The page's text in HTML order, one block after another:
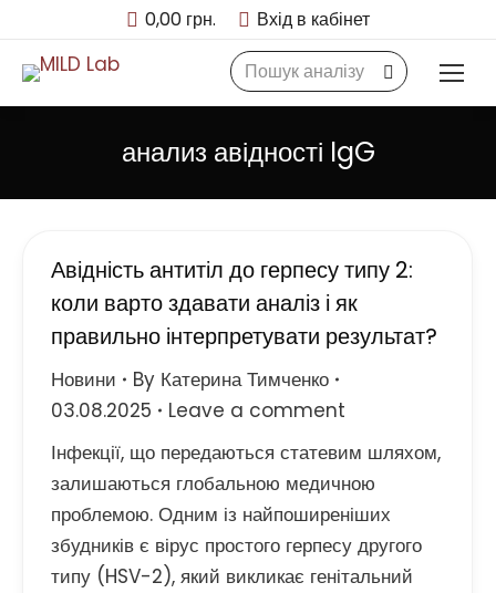
0,00 грн. Вхід в кабінет
Search:
анализ авідності IgG
Авідність антитіл до герпесу типу 2:
коли варто здавати аналіз і як
правильно інтерпретувати результат?
Новини By Катерина Тимченко
03.08.2025
Leave a comment
Інфекції, що передаються статевим шляхом,
залишаються глобальною медичною
проблемою. Одним із найпоширеніших
збудників є вірус простого герпесу другого
типу (HSV-2), який викликає генітальний